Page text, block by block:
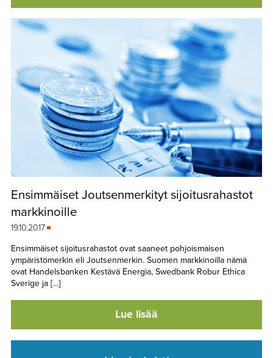
Ensimmäiset Joutsenmerkityt sijoitusrahastot
markkinoille
19.10.2017
Ensimmäiset sijoitusrahastot ovat saaneet pohjoismaisen
ympäristömerkin eli Joutsenmerkin. Suomen markkinoilla nämä
ovat Handelsbanken Kestävä Energia, Swedbank Robur Ethica
Sverige ja […]
Lue lisää